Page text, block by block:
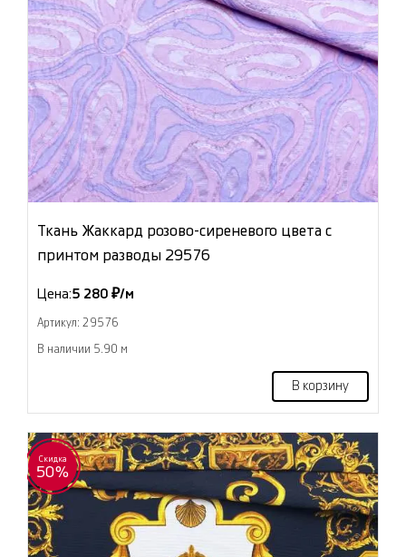
Ткань Жаккард розово-сиреневого цвета с
принтом разводы 29576
Цена:5 280 ₽/м
Артикул: 29576
В наличии 5.90 м
В корзину
Скидка
50%